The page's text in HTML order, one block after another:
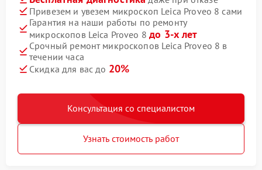
Привезем и увезем микроскоп Leica Proveo 8 сами
Гарантия на наши работы по ремонту
микроскопов Leica Proveo 8до 3-х лет
Срочный ремонт микроскопов Leica Proveo 8 в
течении часа
Скидка для вас до 20%
Консультация со специалистом
Узнать стоимость работ